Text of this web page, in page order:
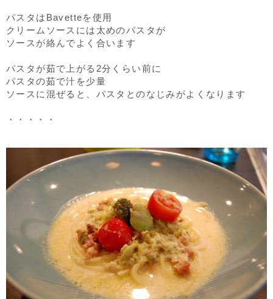
パスタはBavetteを使用
クリームソースには太めのパスタが
ソースが絡んでよく合います
パスタが茹で上がる2分くらい前に
パスタの茹で汁を少量
ソースに混ぜると、パスタとのなじみがよくなります
・・・・・